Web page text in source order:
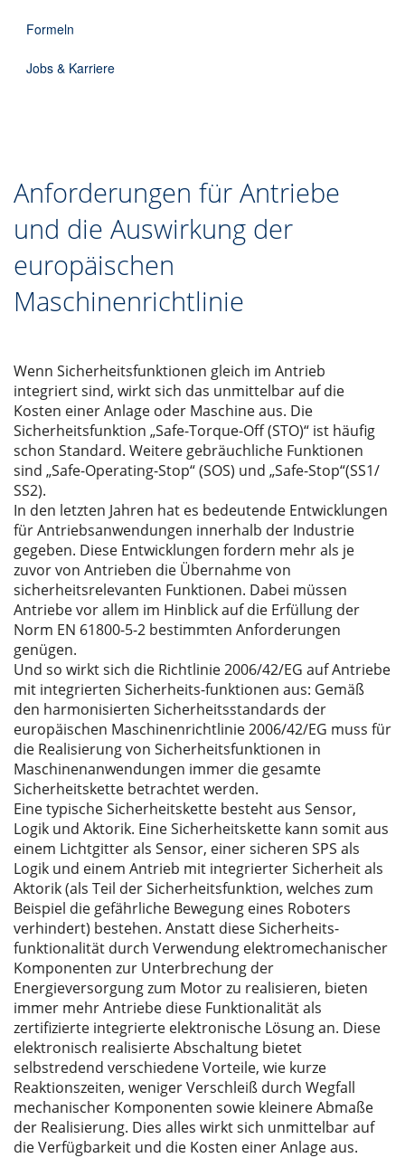
Formeln
Jobs & Karriere
Anforderungen für Antriebe
und die Auswirkung der
europäischen
Maschinenrichtlinie
Wenn Sicherheitsfunktionen gleich im Antrieb
integriert sind, wirkt sich das unmittelbar auf die
Kosten einer Anlage oder Maschine aus. Die
Sicherheitsfunktion „Safe-Torque-Off (STO)“ ist häufig
schon Standard. Weitere gebräuchliche Funktionen
sind „Safe-Operating-Stop“ (SOS) und „Safe-Stop“(SS1/
SS2).
In den letzten Jahren hat es bedeutende Entwicklungen
für Antriebsanwendungen innerhalb der Industrie
gegeben. Diese Entwicklungen fordern mehr als je
zuvor von Antrieben die Übernahme von
sicherheitsrelevanten Funktionen. Dabei müssen
Antriebe vor allem im Hinblick auf die Erfüllung der
Norm EN 61800-5-2 bestimmten Anforderungen
genügen.
Und so wirkt sich die Richtlinie 2006/42/EG auf Antriebe
mit integrierten Sicherheits-funktionen aus: Gemäß
den harmonisierten Sicherheitsstandards der
europäischen Maschinenrichtlinie 2006/42/EG muss für
die Realisierung von Sicherheitsfunktionen in
Maschinenanwendungen immer die gesamte
Sicherheitskette betrachtet werden.
Eine typische Sicherheitskette besteht aus Sensor,
Logik und Aktorik. Eine Sicherheitskette kann somit aus
einem Lichtgitter als Sensor, einer sicheren SPS als
Logik und einem Antrieb mit integrierter Sicherheit als
Aktorik (als Teil der Sicherheitsfunktion, welches zum
Beispiel die gefährliche Bewegung eines Roboters
verhindert) bestehen. Anstatt diese Sicherheits-
funktionalität durch Verwendung elektromechanischer
Komponenten zur Unterbrechung der
Energieversorgung zum Motor zu realisieren, bieten
immer mehr Antriebe diese Funktionalität als
zertifizierte integrierte elektronische Lösung an. Diese
elektronisch realisierte Abschaltung bietet
selbstredend verschiedene Vorteile, wie kurze
Reaktionszeiten, weniger Verschleiß durch Wegfall
mechanischer Komponenten sowie kleinere Abmaße
der Realisierung. Dies alles wirkt sich unmittelbar auf
die Verfügbarkeit und die Kosten einer Anlage aus.